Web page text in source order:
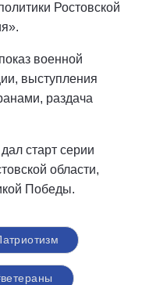
Ростовской
военной
выступления
раздача
старт серии
области,
Победы.